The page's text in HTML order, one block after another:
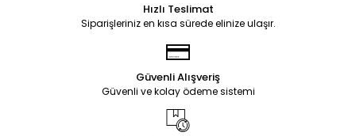
Hızlı Teslimat
Siparişleriniz en kısa sürede elinize ulaşır.
Güvenli Alışveriş
Güvenli ve kolay ödeme sistemi